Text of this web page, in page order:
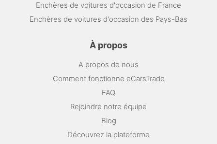
Enchères de voitures d'occasion de France
Enchères de voitures d'occasion des Pays-Bas
À propos
A propos de nous
Comment fonctionne eCarsTrade
FAQ
Rejoindre notre équipe
Blog
Découvrez la plateforme